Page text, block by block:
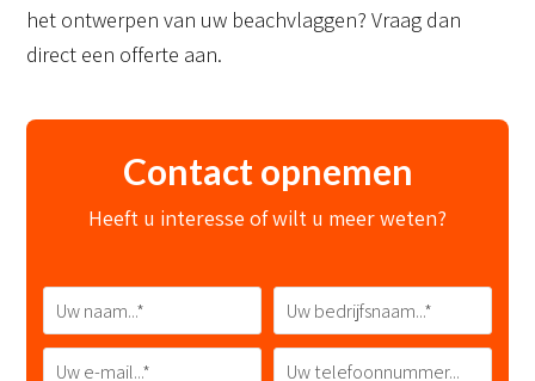
het ontwerpen van uw beachvlaggen? Vraag dan
direct een offerte aan.
Contact opnemen
Heeft u interesse of wilt u meer weten?